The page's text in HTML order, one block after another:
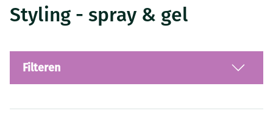
Styling - spray & gel
Filteren